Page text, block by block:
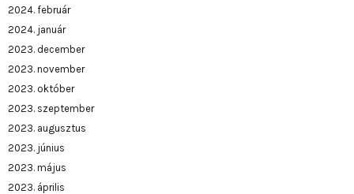
2024. február
2024. január
2023. december
2023. november
2023. október
2023. szeptember
2023. augusztus
2023. június
2023. május
2023. április